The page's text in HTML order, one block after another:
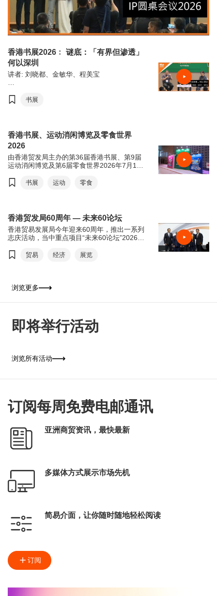
香港书展2026﹕ 谜底：「有界但渗透」
何以深圳
讲者: 刘晓都、金敏华、程美宝
届香港书展，连同香港运动消闲博览及零食世
区，为入场人士带来集阅读、运动与消闲于一
体的盛夏旅程。
书展
香港书展、运动消闲博览及零食世界
2026
由香港贸发局主办的第36届香港书展、第9届
运动消闲博览及第6届零食世界2026年7月15
以“从香港阅读世界：文创传承．旅悦人生”，
享，进一步彰显香港作为中外文化艺术交流中
心的独特优势。连同同期举行的运动消闲博览
及零食世界，三展共吸引超过770家参展商参
与，为市民及旅客带来集阅读、运动及美食于
一。
书展 运动 零食
香港贸发局60周年 — 未来60论坛
香港贸易发展局今年迎来60周年，推出一系列
志庆活动，当中重点项目“未来60论坛”2026年
坛”以“回顾与前瞻”为主轴，由贸发局前主席邓
担任论坛嘉宾，并担任主持，共同回顾香港经
程，探讨香港如何在百年变局中继续发挥“超
贸易 经济 展览
浏览更多
即将举行活动
浏览所有活动
订阅每周免费电邮通讯
亚洲商贸资讯，最快最新
多媒体方式展示市场先机
简易介面，让你随时随地轻松阅读
订阅